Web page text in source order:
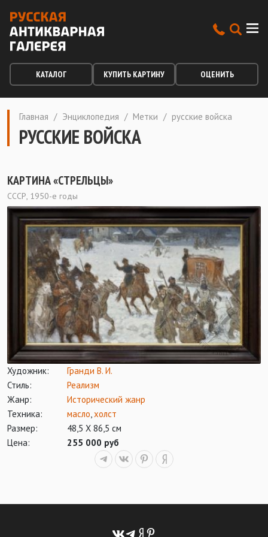
КАТАЛОГ КУПИТЬ КАРТИНУ ОЦЕНИТЬ
Главная / Энциклопедия / Метки / русские войска
РУССКИЕ ВОЙСКА
КАРТИНА «СТРЕЛЬЦЫ»
СССР, 1950-е годы
Художник:
Гранди В. И.
Стиль:
Реализм
Жанр:
Исторический жанр
Техника:
масло,холст
Размер:
48,5 Х 86,5 см
Цена:
255 000 руб